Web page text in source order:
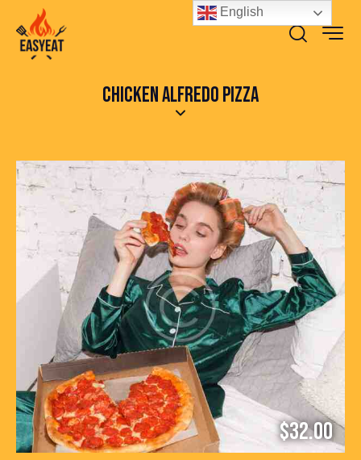
CHICKEN ALFREDO PIZZA
$32.00
English